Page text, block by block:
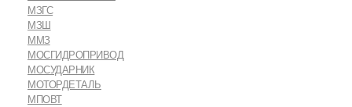
МЗГС
МЗШ
ММЗ
МОСГИДРОПРИВОД
МОСУДАРНИК
МОТОРДЕТАЛЬ
МПОВТ